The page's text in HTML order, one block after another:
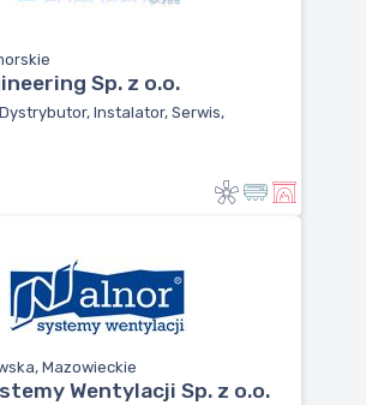
Sp. z o.o.
Instalator, Serwis,
Mazowieckie
Wentylacji Sp. z o.o.